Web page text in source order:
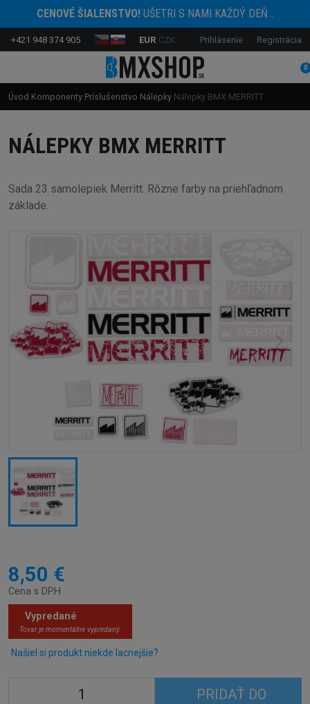
CENOVÉ ŠIALENSTVO!UŠETRI S NAMI KAŽDÝ DEŇ...
+421 948 374 905 EUR CZK Prihlásenie Registrácia
0
Úvod Komponenty Príslušenstvo Nálepky Nálepky BMX MERRITT
NÁLEPKY BMX MERRITT
Sada 23 samolepiek Merritt. Rôzne farby na priehľadnom
základe.
8,50 €
Cena s DPH
Vypredané
Tovar je momentálne vypredaný.
Našiel si produkt niekde lacnejšie?
PRIDAŤ DO